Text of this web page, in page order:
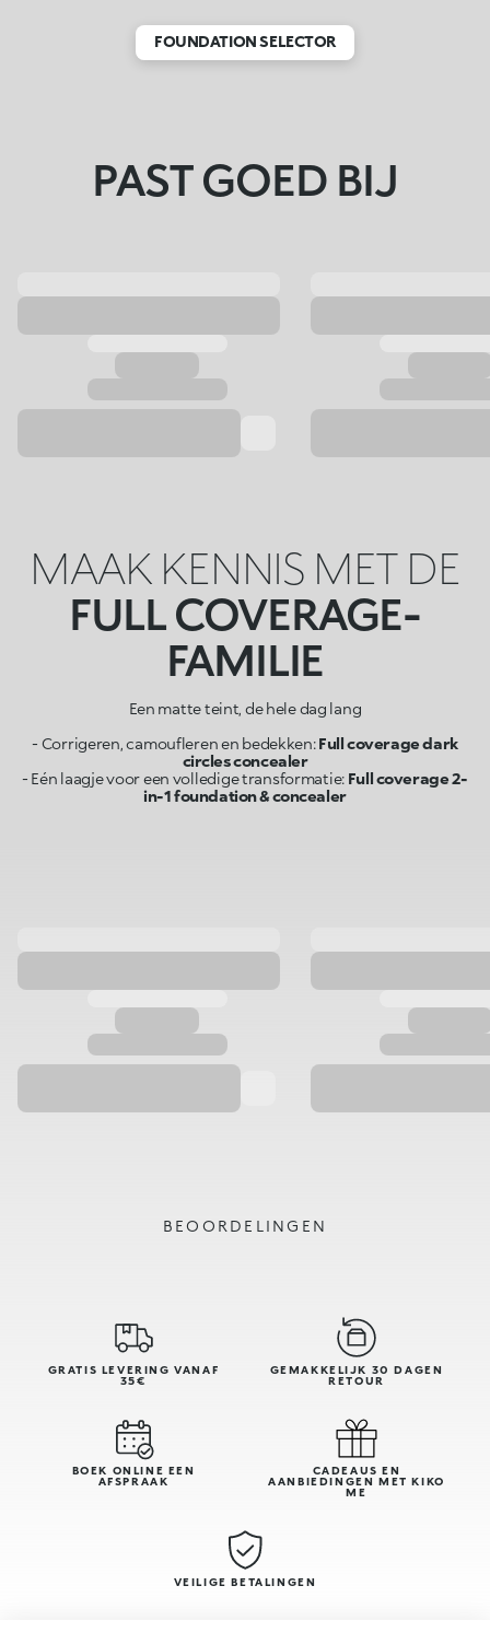
FOUNDATION SELECTOR
PAST GOED BIJ
MAAK KENNIS MET DE
FULL COVERAGE-
FAMILIE
Een matte teint, de hele dag lang
- Corrigeren, camoufleren en bedekken:Full coverage dark
circles concealer
- Eén laagje voor een volledige transformatie: Full coverage 2-
in-1 foundation & concealer
BEOORDELINGEN
GRATIS LEVERING VANAF
35€
GEMAKKELIJK 30 DAGEN
RETOUR
BOEK ONLINE EEN
AFSPRAAK
CADEAUS EN
AANBIEDINGEN MET KIKO
ME
VEILIGE BETALINGEN